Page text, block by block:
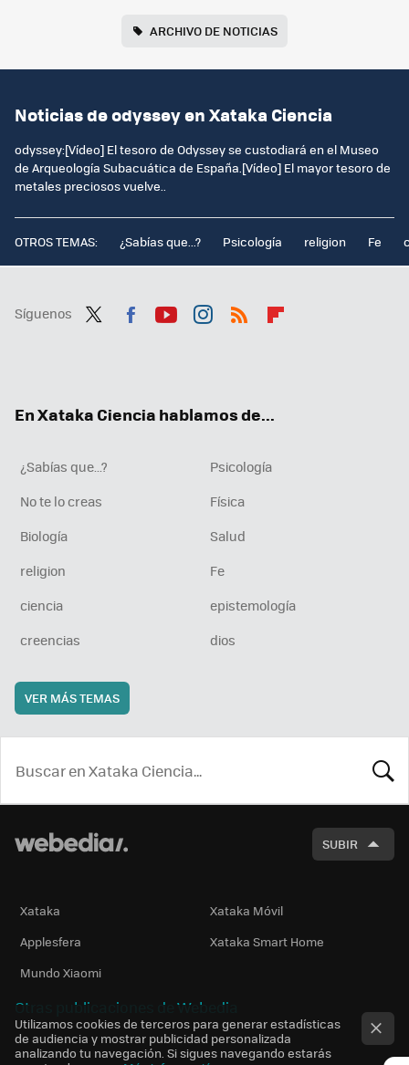
ARCHIVO DE NOTICIAS
Noticias de odyssey en Xataka Ciencia
odyssey:[Vídeo] El tesoro de Odyssey se custodiará en el Museo
de Arqueología Subacuática de España.[Vídeo] El mayor tesoro de
metales preciosos vuelve..
OTROS TEMAS: ¿Sabías que...? Psicología religion Fe
Síguenos
En Xataka Ciencia hablamos de...
¿Sabías que...?
Psicología
No te lo creas
Física
Biología
Salud
religion
Fe
ciencia
epistemología
creencias
dios
VER MÁS TEMAS
SUBIR
Xataka
Xataka Móvil
Applesfera
Xataka Smart Home
Mundo Xiaomi
Otras publicaciones de Webedia
Utilizamos cookies de terceros para generar estadísticas
de audiencia y mostrar publicidad personalizada
analizando tu navegación. Si sigues navegando estarás